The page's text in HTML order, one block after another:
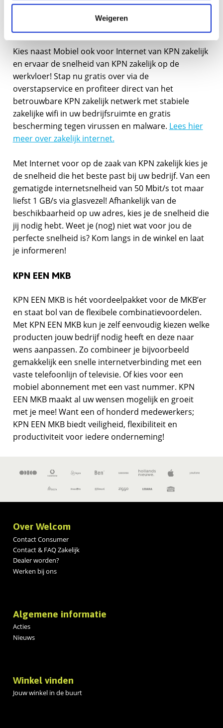
Weigeren
KPN zakelijk glasvezel, internet voor op de
Kies naast Mobiel ook voor Internet van KPN zakelijk
en ervaar de snelheid van KPN zakelijk op de
werkvloer! Stap nu gratis over via de
overstapservice en profiteer direct van het
betrouwbare KPN zakelijk netwerk met stabiele
zakelijke wifi in uw bedrijfsruimte en gratis
bescherming tegen virussen en malware. Lees hier
meer over zakelijk internet.
Met Internet voor op de zaak van KPN zakelijk kies je
de snelheid die het beste past bij uw bedrijf. Van een
gematigde internetsnelheid van 50 Mbit/s tot maar
liefst 1 GB/s via glasvezel! Afhankelijk van de
beschikbaarheid op uw adres, kies je de snelheid die
jij nodig hebt. Weet je (nog) niet wat voor jou de
perfecte snelheid is? Kom langs in de winkel en laat
je informeren!
KPN EEN MKB
KPN EEN MKB is hét voordeelpakket voor de MKB’er
en staat bol van de flexibele combinatievoordelen.
Met KPN EEN MKB kun je zelf eenvoudig kiezen welke
producten jouw bedrijf nodig heeft en deze naar
wens aanpassen. Zo combineer je bijvoorbeeld
gemakkelijk een snelle internetverbinding met een
vaste telefoonlijn of televisie. Of kies voor een
mobiel abonnement met een vast nummer. KPN
EEN MKB maakt al uw wensen mogelijk en groeit
met je mee! Want een of honderd medewerkers;
KPN EEN MKB biedt veiligheid, flexibiliteit en
productiviteit voor iedere onderneming!
Over Welcom
Contact Consumer
Contact & FAQ Zakelijk
Dealer worden?
Werken bij ons
Algemene informatie
Acties
Nieuws
Winkel vinden
Jouw winkel in de buurt